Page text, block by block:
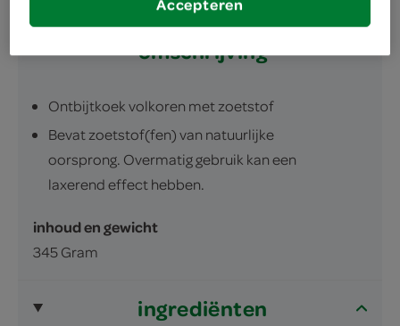
omschrijving
Ontbijtkoek volkoren met zoetstof
Bevat zoetstof(fen) van natuurlijke
oorsprong. Overmatig gebruik kan een
laxerend effect hebben.
inhoud en gewicht
345 Gram
ingrediënten
Accepteren